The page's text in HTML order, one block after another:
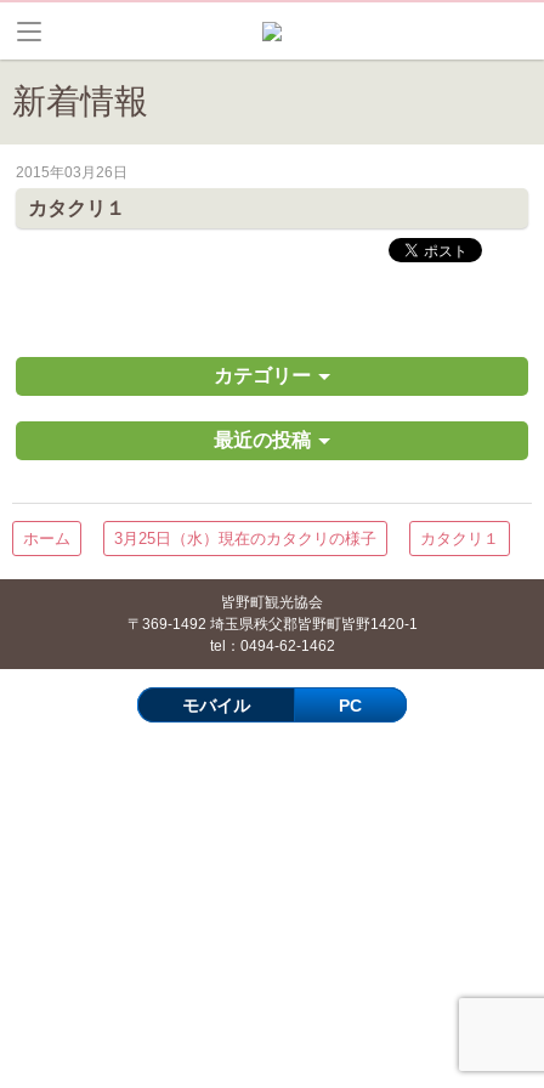
新着情報
皆野町のイベントやお祭り、花情報等の最新情報や観光協会会員情報
2015年03月26日
カタクリ１
カテゴリー
最近の投稿
ホーム 3月25日（水）現在のカタクリの様子 カタクリ１
皆野町観光協会
〒369-1492 埼玉県秩父郡皆野町皆野1420-1
tel：0494-62-1462
モバイル PC